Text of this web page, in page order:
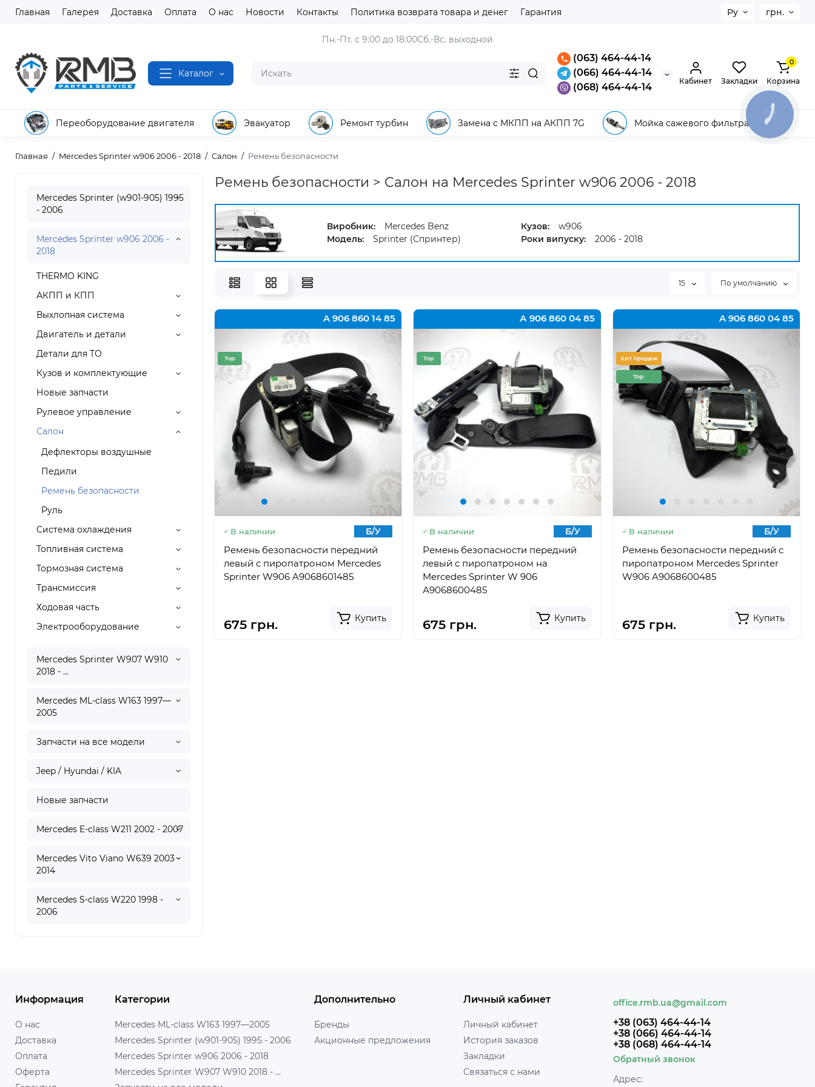
Главная Галерея Доставка Оплата О нас Новости Контакты Политика возврата товара и денег Гарантия Ру грн.
Каталог
Пн.-Пт. с 9:00 до 18:00Сб.-Вс. выходной
(063) 464-44-14
(066) 464-44-14
(068) 464-44-14
Кабинет Закладки
0
Корзина
Переоборудование двигателя Эвакуатор Ремонт турбин Замена с МКПП на АКПП 7G Мойка сажевого фильтра
Главная Mercedes Sprinter w906 2006 - 2018 Салон Ремень безопасности
Mercedes Sprinter (w901-905) 1995
- 2006
Mercedes Sprinter w906 2006 -
2018
THERMO KING
АКПП и КПП
Выхлопная система
Двигатель и детали
Детали для ТО
Кузов и комплектующие
Новые запчасти
Рулевое управление
Салон
Дефлекторы воздушные
Педили
Ремень безопасности
Руль
Система охлаждения
Топливная система
Тормозная система
Трансмиссия
Ходовая часть
Электрооборудование
Mercedes Sprinter W907 W910
2018 - ...
Mercedes ML-class W163 1997—
2005
Запчасти на все модели
Jeep / Hyundai / KIA
Новые запчасти
Mercedes E-class W211 2002 - 2007
Mercedes Vito Viano W639 2003 -
2014
Mercedes S-class W220 1998 -
2006
Ремень безопасности > Салон на Mercedes Sprinter w906 2006 - 2018
Виробник: Mercedes Benz Кузов:
w906
Модель:
Sprinter (Спринтер) Роки випуску: 2006 - 2018
15 По умолчанию
A 906 860 14 85
Top
В наличии Б/У
Ремень безопасности передний
левый с пиропатроном Mercedes
Sprinter W906 A9068601485
675 грн. Купить
А 906 860 04 85
Top
В наличии Б/У
Ремень безопасности передний
левый с пиропатроном на
Mercedes Sprinter W 906
А9068600485
675 грн. Купить
A 906 860 04 85
Хит продаж
Top
В наличии Б/У
Ремень безопасности передний с
пиропатроном Mercedes Sprinter
W906 A9068600485
675 грн. Купить
Информация
О нас
Доставка
Оплата
Оферта
Категории
Mercedes ML-class W163 1997—2005
Mercedes Sprinter (w901-905) 1995 - 2006
Mercedes Sprinter w906 2006 - 2018
Mercedes Sprinter W907 W910 2018 - ...
Дополнительно
Бренды
Акционные предложения
Личный кабинет
Личный кабинет
История заказов
Закладки
Связаться с нами
office.rmb.ua@gmail.com
+38 (063) 464-44-14
+38 (066) 464-44-14
+38 (068) 464-44-14
Обратный звонок
Адрес:
КНОПКА
ЗВ'ЯЗКУ